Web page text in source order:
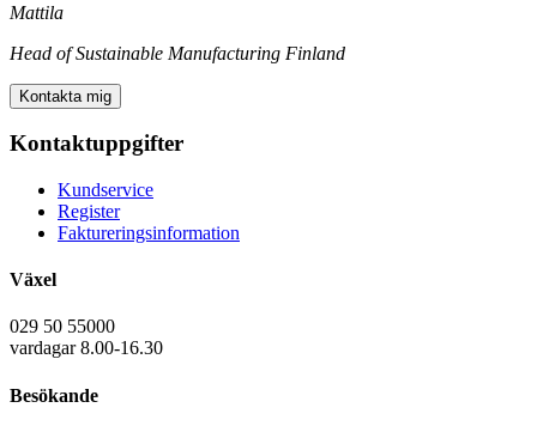
Mattila
Head of Sustainable Manufacturing Finland
Kontakta mig
Kontaktuppgifter
Kundservice
Register
Faktureringsinformation
Växel
029 50 55000
vardagar 8.00-16.30
Besökande